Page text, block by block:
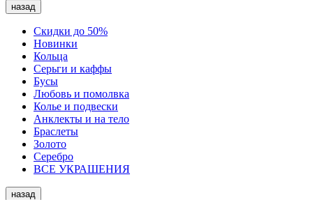
назад
Скидки до 50%
Новинки
Кольца
Серьги и каффы
Бусы
Любовь и помолвка
Колье и подвески
Анклекты и на тело
Браслеты
Золото
Серебро
ВСЕ УКРАШЕНИЯ
назад